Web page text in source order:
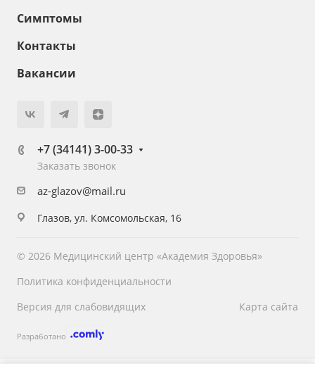
Симптомы
Контакты
Вакансии
+7 (34141) 3-00-33
Заказать звонок
az-glazov@mail.ru
Глазов, ул. Комсомольская, 16
© 2026 Медицинский центр «Академия Здоровья»
Политика конфиденциальности
Версия для слабовидящих
Карта сайта
Разработано